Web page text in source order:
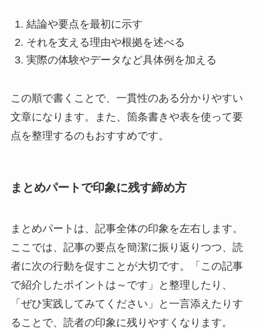
結論や要点を最初に示す
それを支える理由や根拠を述べる
実際の体験やデータなど具体例を加える
この順で書くことで、一貫性のある分かりやすい
文章になります。また、箇条書きや表を使って要
点を整理するのもおすすめです。
まとめパートで印象に残す締め方
まとめパートは、記事全体の印象を左右します。
ここでは、記事の要点を簡潔に振り返りつつ、読
者に次の行動を促すことが大切です。「この記事
で紹介したポイントは～です」と整理したり、
「ぜひ実践してみてください」と一言添えたりす
ることで、読者の印象に残りやすくなります。